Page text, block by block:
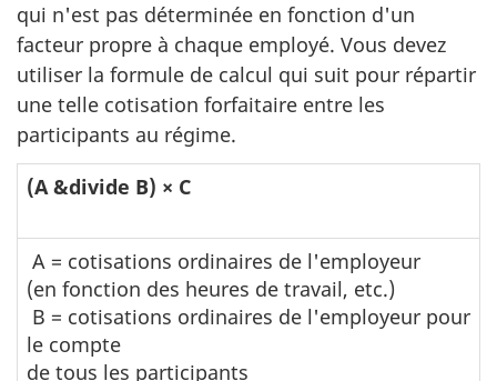
qui n'est pas déterminée en fonction d'un
facteur propre à chaque employé. Vous devez
utiliser la formule de calcul qui suit pour répartir
une telle cotisation forfaitaire entre les
participants au régime.
(A &divide B) × C
A = cotisations ordinaires de l'employeur
(en fonction des heures de travail, etc.)
B = cotisations ordinaires de l'employeur pour
le compte
de tous les participants